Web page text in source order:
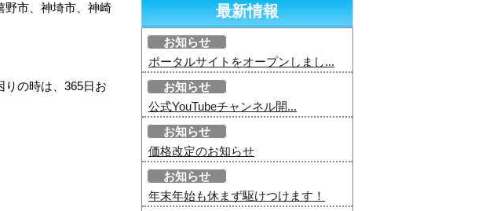
野市、神埼市、神崎
りの時は、365日お
最新情報
お知らせ
ポータルサイトをオープンしまし...
お知らせ
公式YouTubeチャンネル開...
お知らせ
価格改定のお知らせ
お知らせ
年末年始も休まず駆けつけます！